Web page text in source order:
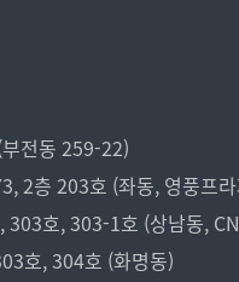
전동 259-22)
2층 203호 (좌동, 영풍프
303호, 303-1호 (상남동,
호, 304호 (화명동)